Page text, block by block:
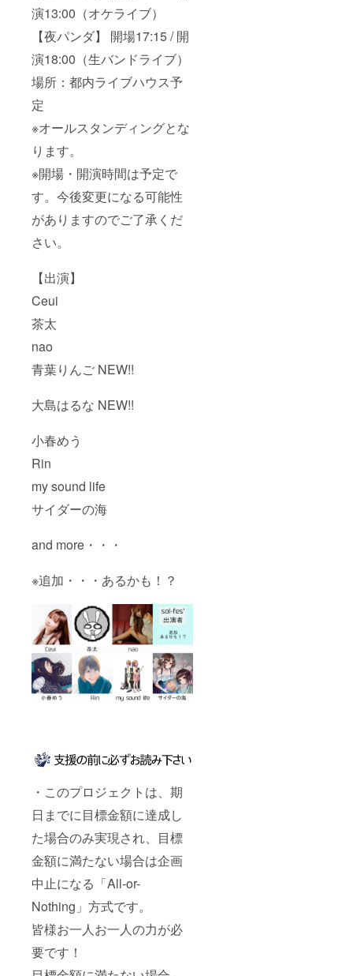
演13:00（オケライブ）
【夜パンダ】 開場17:15 / 開
演18:00（生バンドライブ）
場所：都内ライブハウス予
定
※オールスタンディングとな
ります。
※開場・開演時間は予定で
す。今後変更になる可能性
がありますのでご了承くだ
さい。
【出演】
Ceui
茶太
nao
青葉りんご NEW!!
大島はるな NEW!!
小春めう
Rin
my sound life
サイダーの海
and more・・・
※追加・・・あるかも！？
・このプロジェクトは、期
日までに目標金額に達成し
た場合のみ実現され、目標
金額に満たない場合は企画
中止になる「All-or-
Nothing」方式です。
皆様お一人お一人の力が必
要です！